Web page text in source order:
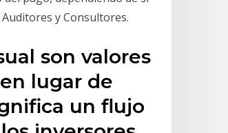
Auditores y Consultores.
son valores
lugar de
un flujo